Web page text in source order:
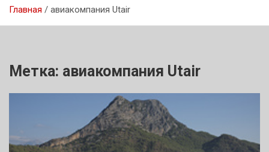
Главная авиакомпания Utair
Метка: авиакомпания Utair